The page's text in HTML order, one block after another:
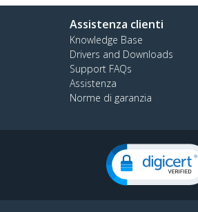
Assistenza clienti
Knowledge Base
Drivers and Downloads
Support FAQs
Assistenza
Norme di garanzia